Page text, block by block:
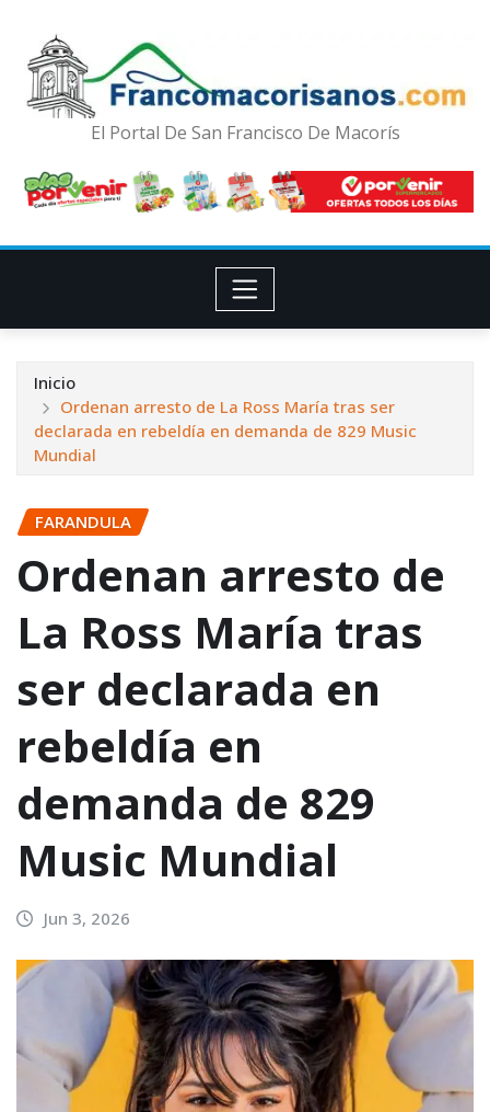
El Portal De San Francisco De Macorís
Inicio
Ordenan arresto de La Ross María tras ser
declarada en rebeldía en demanda de 829 Music
Mundial
FARANDULA
Ordenan arresto de
La Ross María tras
ser declarada en
rebeldía en
demanda de 829
Music Mundial
Jun 3, 2026